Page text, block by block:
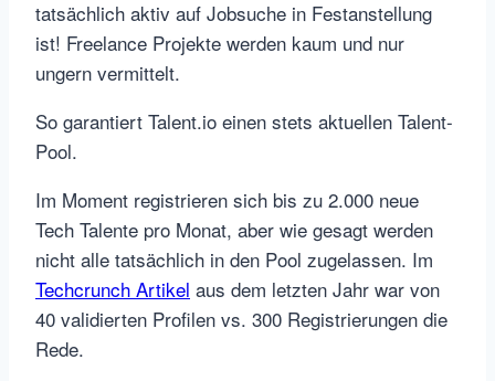
tatsächlich aktiv auf Jobsuche in Festanstellung
ist! Freelance Projekte werden kaum und nur
ungern vermittelt.
So garantiert Talent.io einen stets aktuellen Talent-
Pool.
Im Moment registrieren sich bis zu 2.000 neue
Tech Talente pro Monat, aber wie gesagt werden
nicht alle tatsächlich in den Pool zugelassen. Im
Techcrunch Artikel aus dem letzten Jahr war von
40 validierten Profilen vs. 300 Registrierungen die
Rede.